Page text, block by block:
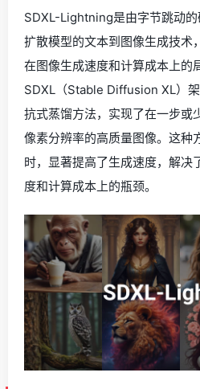
SDXL-Lightning是由字节跳动
扩散模型的文本到图像生成技术
在图像生成速度和计算成本上的
SDXL（Stable Diffusion XL）
抗式蒸馏方法，实现了在一步或
像素分辨率的高质量图像。这种
时，显著提高了生成速度，解决
度和计算成本上的瓶颈。